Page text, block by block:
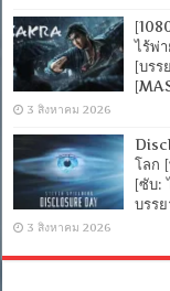
ไร้พ่
[บรร
3 สิงหาคม 2026
โลก
[ซับ:
บรร
3 สิงหาคม 2026